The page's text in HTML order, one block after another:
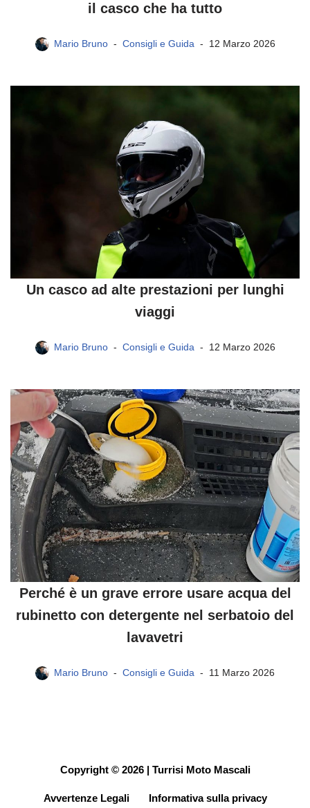
il casco che ha tutto
Mario Bruno Consigli e Guida 12 Marzo 2026
Un casco ad alte prestazioni per lunghi
viaggi
Mario Bruno Consigli e Guida 12 Marzo 2026
Perché è un grave errore usare acqua del
rubinetto con detergente nel serbatoio del
lavavetri
Mario Bruno Consigli e Guida 11 Marzo 2026
Copyright © 2026 | Turrisi Moto Mascali
Avvertenze Legali Informativa sulla privacy